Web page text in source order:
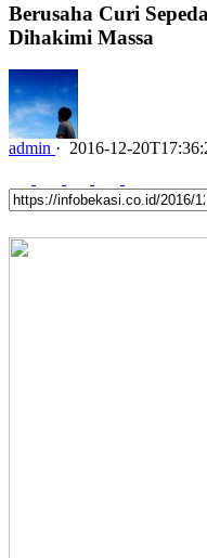
Berusaha Curi
Dihakimi Massa
admin · 2016-12-